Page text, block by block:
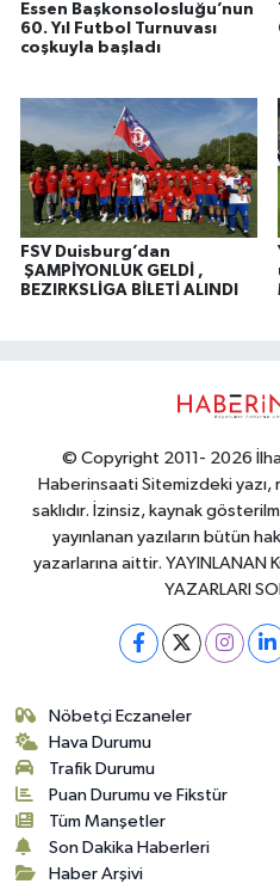
Essen Başkonsolosluğu’nun
60. Yıl Futbol Turnuvası
coşkuyla başladı
FSV Duisburg’dan
ŞAMPİYONLUK GELDİ ,
BEZIRKSLİGA BİLETİ ALINDI
© Copyright 2011- 2026
Haberinsaati Sitemizdeki yazı,
saklıdır. İzinsiz, kaynak
yayınlanan yazıların bütün
yazarlarına aittir. YAYINLANAN
YAZARLARI
Nöbetçi Eczaneler
Hava Durumu
Trafik Durumu
Puan Durumu ve Fikstür
Tüm Manşetler
Son Dakika Haberleri
Haber Arşivi